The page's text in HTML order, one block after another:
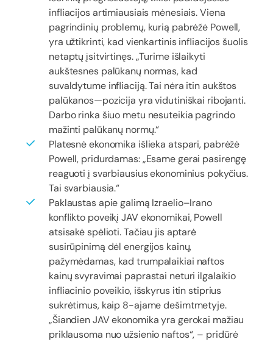
infliacijos artimiausiais mėnesiais. Viena
pagrindinių problemų, kurią pabrėžė Powell,
yra užtikrinti, kad vienkartinis infliacijos šuolis
netaptų įsitvirtinęs. „Turime išlaikyti
aukštesnes palūkanų normas, kad
suvaldytume infliaciją. Tai nėra itin aukštos
palūkanos—pozicija yra vidutiniškai ribojanti.
Darbo rinka šiuo metu nesuteikia pagrindo
mažinti palūkanų normų.“
Platesnė ekonomika išlieka atspari, pabrėžė
Powell, pridurdamas: „Esame gerai pasirengę
reaguoti į svarbiausius ekonominius pokyčius.
Tai svarbiausia.“
Paklaustas apie galimą Izraelio–Irano
konflikto poveikį JAV ekonomikai, Powell
atsisakė spėlioti. Tačiau jis aptarė
susirūpinimą dėl energijos kainų,
pažymėdamas, kad trumpalaikiai naftos
kainų svyravimai paprastai neturi ilgalaikio
infliacinio poveikio, išskyrus itin stiprius
sukrėtimus, kaip 8-ajame dešimtmetyje.
„Šiandien JAV ekonomika yra gerokai mažiau
priklausoma nuo užsienio naftos“, – pridūrė